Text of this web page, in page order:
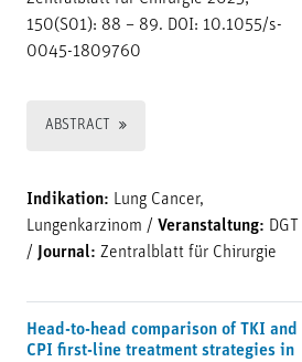
150(S01): 88 – 89. DOI: 10.1055/s-
0045-1809760
ABSTRACT
Indikation: Lung Cancer,
Lungenkarzinom / Veranstaltung: DGT
/
Journal: Zentralblatt für Chirurgie
Head-to-head comparison of TKI and
CPI first-line treatment strategies in